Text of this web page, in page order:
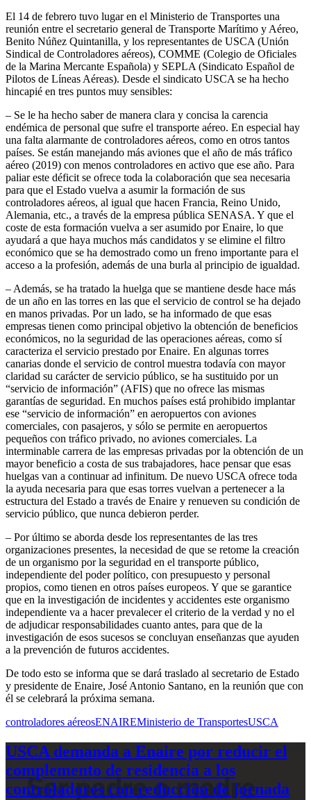
El 14 de febrero tuvo lugar en el Ministerio de Transportes una
reunión entre el secretario general de Transporte Marítimo y Aéreo,
Benito Núñez Quintanilla, y los representantes de USCA (Unión
Sindical de Controladores aéreos), COMME (Colegio de Oficiales
de la Marina Mercante Española) y SEPLA (Sindicato Español de
Pilotos de Líneas Aéreas). Desde el sindicato USCA se ha hecho
hincapié en tres puntos muy sensibles:
– Se le ha hecho saber de manera clara y concisa la carencia
endémica de personal que sufre el transporte aéreo. En especial hay
una falta alarmante de controladores aéreos, como en otros tantos
países. Se están manejando más aviones que el año de más tráfico
aéreo (2019) con menos controladores en activo que ese año. Para
paliar este déficit se ofrece toda la colaboración que sea necesaria
para que el Estado vuelva a asumir la formación de sus
controladores aéreos, al igual que hacen Francia, Reino Unido,
Alemania, etc., a través de la empresa pública SENASA. Y que el
coste de esta formación vuelva a ser asumido por Enaire, lo que
ayudará a que haya muchos más candidatos y se elimine el filtro
económico que se ha demostrado como un freno importante para el
acceso a la profesión, además de una burla al principio de igualdad.
– Además, se ha tratado la huelga que se mantiene desde hace más
de un año en las torres en las que el servicio de control se ha dejado
en manos privadas. Por un lado, se ha informado de que esas
empresas tienen como principal objetivo la obtención de beneficios
económicos, no la seguridad de las operaciones aéreas, como sí
caracteriza el servicio prestado por Enaire. En algunas torres
canarias donde el servicio de control muestra todavía con mayor
claridad su carácter de servicio público, se ha sustituido por un
“servicio de información” (AFIS) que no ofrece las mismas
garantías de seguridad. En muchos países está prohibido implantar
ese “servicio de información” en aeropuertos con aviones
comerciales, con pasajeros, y sólo se permite en aeropuertos
pequeños con tráfico privado, no aviones comerciales. La
interminable carrera de las empresas privadas por la obtención de un
mayor beneficio a costa de sus trabajadores, hace pensar que esas
huelgas van a continuar ad infinitum. De nuevo USCA ofrece toda
la ayuda necesaria para que esas torres vuelvan a pertenecer a la
estructura del Estado a través de Enaire y renueven su condición de
servicio público, que nunca debieron perder.
– Por último se aborda desde los representantes de las tres
organizaciones presentes, la necesidad de que se retome la creación
de un organismo por la seguridad en el transporte público,
independiente del poder político, con presupuesto y personal
propios, como tienen en otros países europeos. Y que se garantice
que en la investigación de incidentes y accidentes este organismo
independiente va a hacer prevalecer el criterio de la verdad y no el
de adjudicar responsabilidades cuanto antes, para que de la
investigación de esos sucesos se concluyan enseñanzas que ayuden
a la prevención de futuros accidentes.
De todo esto se informa que se dará traslado al secretario de Estado
y presidente de Enaire, José Antonio Santano, en la reunión que con
él se celebrará la próxima semana.
controladores aéreosENAIREMinisterio de TransportesUSCA
USCA demanda a Enaire por reducir el
complemento de residencia a los
controladores con reducción de jornada